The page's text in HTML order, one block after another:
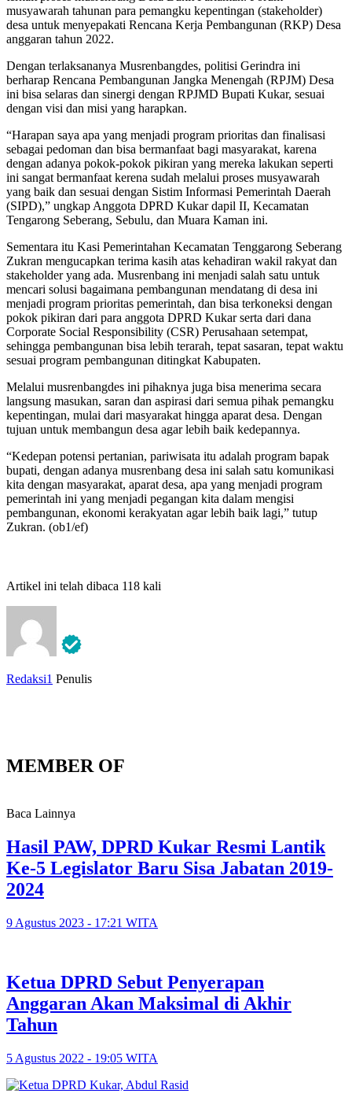
musyawarah tahunan para pemangku kepentingan (stakeholder)
desa untuk menyepakati Rencana Kerja Pembangunan (RKP) Desa
anggaran tahun 2022.
Dengan terlaksananya Musrenbangdes, politisi Gerindra ini
berharap Rencana Pembangunan Jangka Menengah (RPJM) Desa
ini bisa selaras dan sinergi dengan RPJMD Bupati Kukar, sesuai
dengan visi dan misi yang harapkan.
“Harapan saya apa yang menjadi program prioritas dan finalisasi
sebagai pedoman dan bisa bermanfaat bagi masyarakat, karena
dengan adanya pokok-pokok pikiran yang mereka lakukan seperti
ini sangat bermanfaat kerena sudah melalui proses musyawarah
yang baik dan sesuai dengan Sistim Informasi Pemerintah Daerah
(SIPD),” ungkap Anggota DPRD Kukar dapil II, Kecamatan
Tengarong Seberang, Sebulu, dan Muara Kaman ini.
Sementara itu Kasi Pemerintahan Kecamatan Tenggarong Seberang
Zukran mengucapkan terima kasih atas kehadiran wakil rakyat dan
stakeholder yang ada. Musrenbang ini menjadi salah satu untuk
mencari solusi bagaimana pembangunan mendatang di desa ini
menjadi program prioritas pemerintah, dan bisa terkoneksi dengan
pokok pikiran dari para anggota DPRD Kukar serta dari dana
Corporate Social Responsibility (CSR) Perusahaan setempat,
sehingga pembangunan bisa lebih terarah, tepat sasaran, tepat waktu
sesuai program pembangunan ditingkat Kabupaten.
Melalui musrenbangdes ini pihaknya juga bisa menerima secara
langsung masukan, saran dan aspirasi dari semua pihak pemangku
kepentingan, mulai dari masyarakat hingga aparat desa. Dengan
tujuan untuk membangun desa agar lebih baik kedepannya.
“Kedepan potensi pertanian, pariwisata itu adalah program bapak
bupati, dengan adanya musrenbang desa ini salah satu komunikasi
kita dengan masyarakat, aparat desa, apa yang menjadi program
pemerintah ini yang menjadi pegangan kita dalam mengisi
pembangunan, ekonomi kerakyatan agar lebih baik lagi,” tutup
Zukran. (ob1/ef)
Artikel ini telah dibaca 118 kali
Redaksi1 Penulis
MEMBER OF
Baca Lainnya
Hasil PAW, DPRD Kukar Resmi Lantik
Ke-5 Legislator Baru Sisa Jabatan 2019-
2024
9 Agustus 2023 - 17:21 WITA
Ketua DPRD Sebut Penyerapan
Anggaran Akan Maksimal di Akhir
Tahun
5 Agustus 2022 - 19:05 WITA